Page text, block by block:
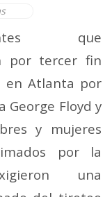
que
por tercer fin
en Atlanta por
George Floyd y
y mujeres
por la
una